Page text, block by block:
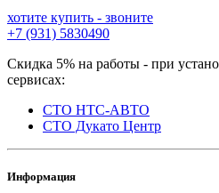
хотите купить - звоните
+7 (931) 5830490
Скидка 5% на работы - при
сервисах:
СТО НТС-АВТО
СТО Дукато Центр
Информация